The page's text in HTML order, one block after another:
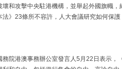
壞和攻擊中央駐港機構，並舉起外國旗幟
法》23條所不容許，人大會議研究如何保
務院港澳事務辦公室發言人5月22日表示，